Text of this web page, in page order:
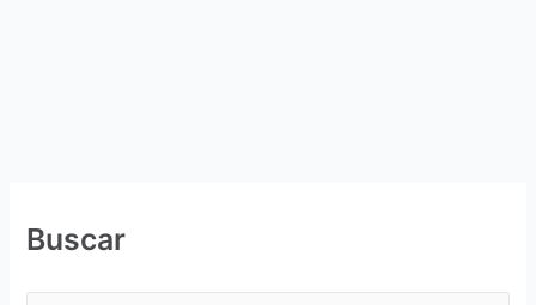
Buscar